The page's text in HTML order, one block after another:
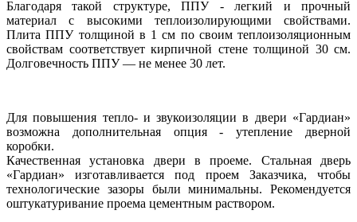
Благодаря такой структуре, ППУ - легкий и прочный
материал с высокими теплоизолирующими свойствами.
Плита ППУ толщиной в 1 см по своим теплоизоляционным
свойствам соответствует кирпичной стене толщиной 30 см.
Долговечность ППУ — не менее 30 лет.
Для повышения тепло- и звукоизоляции в двери «Гардиан»
возможна дополнительная опция - утепление дверной
коробки.
Качественная установка двери в проеме. Стальная дверь
«Гардиан» изготавливается под проем Заказчика, чтобы
технологические зазоры были минимальны. Рекомендуется
оштукатуривание проема цементным раствором.